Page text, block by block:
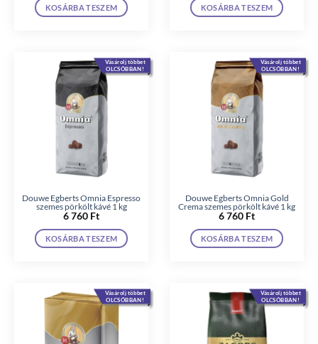
KOSÁRBA TESZEM KOSÁRBA TESZEM
Vásárolj többet
OLCSÓBBAN!
Douwe Egberts Omnia Espresso
szemes pörkölt kávé 1 kg
6 760 Ft
KOSÁRBA TESZEM
Vásárolj többet
OLCSÓBBAN!
Douwe Egberts Omnia Gold
Crema szemes pörkölt kávé 1 kg
6 760 Ft
KOSÁRBA TESZEM
Vásárolj többet
OLCSÓBBAN!
Vásárolj többet
OLCSÓBBAN!